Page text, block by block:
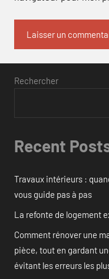
Rechercher
Recent
Travaux intérieurs :
vous guide pas à pas
La refonte de logement
Comment rénover une
pièce, tout en gardant
évitant les erreurs les